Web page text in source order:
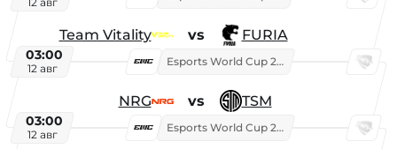
Team Vitality vs FURIA
03:00
12 авг
Esports World Cup 2026
NRG vs TSM
03:00
12 авг
Esports World Cup 2026